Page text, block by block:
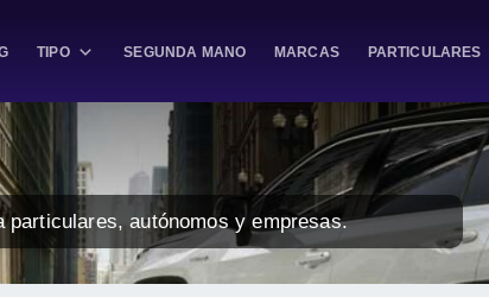
TIPO SEGUNDA MANO MARCAS PARTICULARES
particulares, autónomos y empresas.